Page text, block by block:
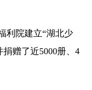
利院建立“湖北少
赠了近5000册、4